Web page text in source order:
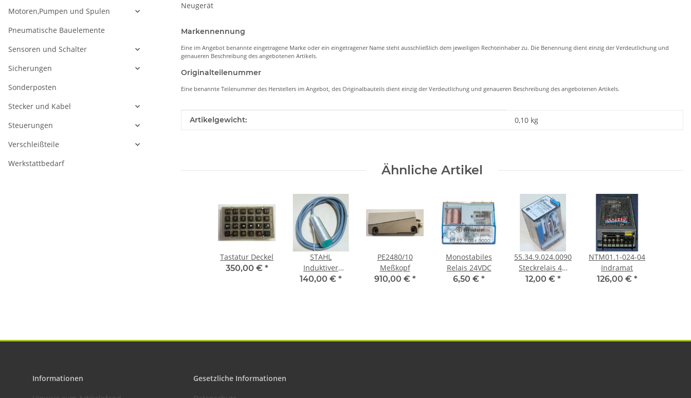
Neugerät
Markennennung
Eine im Angebot benannte eingetragene Marke oder ein eingetragener Name steht ausschließlich dem jeweiligen Rechteinhaber zu. Die Benennung dient einzig der Verdeutlichung und
genaueren Beschreibung des angebotenen Artikels.
Originalteilenummer
Eine benannte Teilenummer des Herstellers im Angebot, des Originalbauteils dient einzig der Verdeutlichung und genaueren Beschreibung des angebotenen Artikels.
Produkteigenschaft
Wert
Artikelgewicht: 0,10 kg
Ähnliche Artikel
Tastatur Deckel
350,00 € *
STAHL
Induktiver
Sensor
140,00 € *
PE2480/10
Meßkopf
910,00 € *
Monostabiles
Relais 24VDC
6,50 € *
55.34.9.024.0090
Steckrelais 4U
24VDC
12,00 € *
NTM01.1-024-04
Indramat
126,00 € *
Motoren,Pumpen und Spulen
Pneumatische Bauelemente
Sensoren und Schalter
Sicherungen
Sonderposten
Stecker und Kabel
Steuerungen
Verschleißteile
Werkstattbedarf
Informationen Gesetzliche Informationen